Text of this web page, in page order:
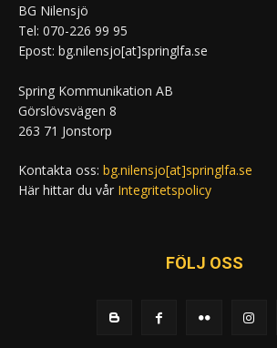
BG Nilensjö
Tel: 070-226 99 95
Epost: bg.nilensjo[at]springlfa.se
Spring Kommunikation AB
Görslövsvägen 8
263 71 Jonstorp
Kontakta oss: bg.nilensjo[at]springlfa.se
Här hittar du vår Integritetspolicy
FÖLJ OSS